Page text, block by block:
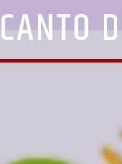
CANTO